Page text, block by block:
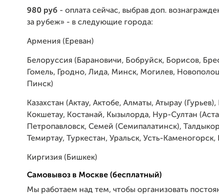
980 руб - оплата сейчас, выбрав доп.
за рубеж» - в следующие города:
Армения (Ереван)
Белоруссия (Барановичи, Бобруйск, Борисов,
Гомель, Гродно, Лида, Минск, Могилев,
Пинск)
Казахстан (Актау, Актобе, Алматы, Атырау (Гурьев),
Кокшетау, Костанай, Кызылорда, Нур-Султан
Петропавловск, Семей (Семипалатинск),
Темиртау, Туркестан, Уральск, Усть-
Киргизия (Бишкек)
Самовывоз в Москве (бесплатный)
Мы работаем над тем, чтобы организовать